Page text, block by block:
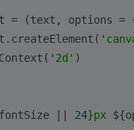
= (text, options =
.createElement(
'2d' )
|| 24}px